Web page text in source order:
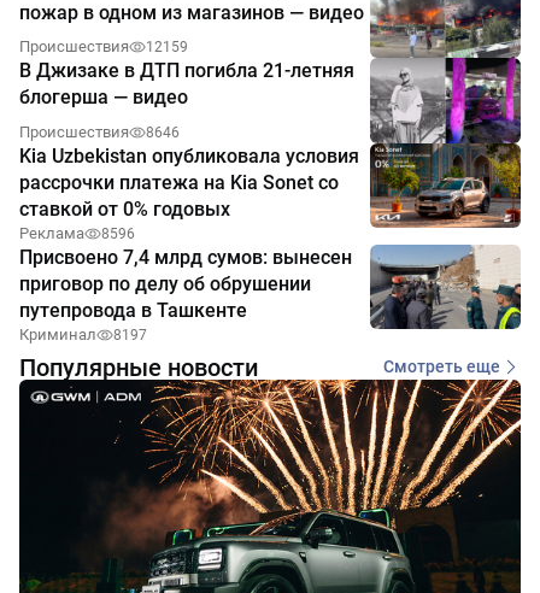
пожар в одном из магазинов — видео
Происшествия 12159
В Джизаке в ДТП погибла 21-летняя
блогерша — видео
Происшествия 8646
Kia Uzbekistan опубликовала условия
рассрочки платежа на Kia Sonet со
ставкой от 0% годовых
Реклама 8596
Присвоено 7,4 млрд сумов: вынесен
приговор по делу об обрушении
путепровода в Ташкенте
Криминал 8197
Популярные новости Смотреть еще